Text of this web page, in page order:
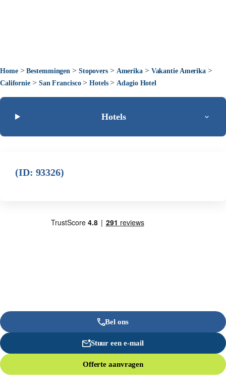
Home>Bestemmingen > Stopovers> Amerika> Vakantie Amerika >
Californie > San Francisco>Hotels> Adagio Hotel
Hotels
(ID: 93326)
Bel ons
Stuur een e-mail
Offerte aanvragen